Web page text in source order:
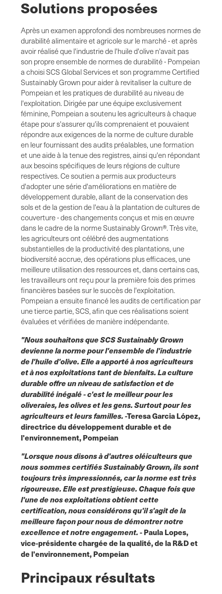
Solutions proposées
Après un examen approfondi des nombreuses normes de
durabilité alimentaire et agricole sur le marché - et après
avoir réalisé que l'industrie de l'huile d'olive n'avait pas
son propre ensemble de normes de durabilité - Pompeian
a choisi SCS Global Services et son programme Certified
Sustainably Grown pour aider à revitaliser la culture de
Pompeian et les pratiques de durabilité au niveau de
l'exploitation. Dirigée par une équipe exclusivement
féminine, Pompeian a soutenu les agriculteurs à chaque
étape pour s'assurer qu'ils comprenaient et pouvaient
répondre aux exigences de la norme de culture durable
en leur fournissant des audits préalables, une formation
et une aide à la tenue des registres, ainsi qu'en répondant
aux besoins spécifiques de leurs régions de culture
respectives. Ce soutien a permis aux producteurs
d'adopter une série d'améliorations en matière de
développement durable, allant de la conservation des
sols et de la gestion de l'eau à la plantation de cultures de
couverture - des changements conçus et mis en œuvre
dans le cadre de la norme Sustainably Grown®. Très vite,
les agriculteurs ont célébré des augmentations
substantielles de la productivité des plantations, une
biodiversité accrue, des opérations plus efficaces, une
meilleure utilisation des ressources et, dans certains cas,
les travailleurs ont reçu pour la première fois des primes
financières basées sur le succès de l'exploitation.
Pompeian a ensuite financé les audits de certification par
une tierce partie, SCS, afin que ces réalisations soient
évaluées et vérifiées de manière indépendante.
"Nous souhaitons que SCS Sustainably Grown
devienne la norme pour l'ensemble de l'industrie
de l'huile d'olive. Elle a apporté à nos agriculteurs
et à nos exploitations tant de bienfaits. La culture
durable offre un niveau de satisfaction et de
durabilité inégalé - c'est le meilleur pour les
oliveraies, les olives et les gens. Surtout pour les
agriculteurs et leurs familles.-Teresa Garcia López,
directrice du développement durable et de
l'environnement, Pompeian
"Lorsque nous disons à d'autres oléiculteurs que
nous sommes certifiés Sustainably Grown, ils sont
toujours très impressionnés, car la norme est très
rigoureuse. Elle est prestigieuse. Chaque fois que
l'une de nos exploitations obtient cette
certification, nous considérons qu'il s'agit de la
meilleure façon pour nous de démontrer notre
excellence et notre engagement.- Paula Lopes,
vice-présidente chargée de la qualité, de la R&D et
de l'environnement, Pompeian
Principaux résultats